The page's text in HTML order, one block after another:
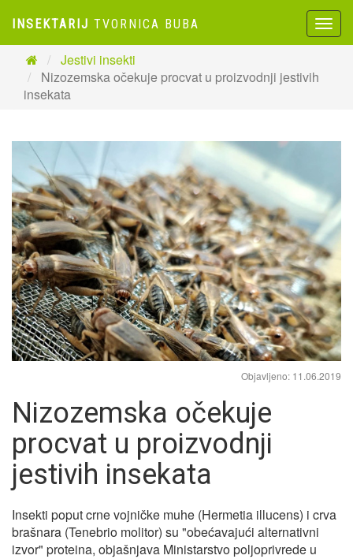
INSEKTARIJ TVORNICA BUBA
Jestivi insekti
Nizozemska očekuje procvat u proizvodnji jestivih
insekata
Objavljeno: 11.06.2019
Nizozemska očekuje
procvat u proizvodnji
jestivih insekata
Insekti poput crne vojničke muhe (Hermetia illucens) i crva
brašnara (Tenebrio molitor) su "obećavajući alternativni
izvor" proteina, objašnjava Ministarstvo poljoprivrede u